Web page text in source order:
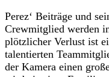
Perez‘ Beiträge und
Crewmitglied werden
plötzlicher Verlust ist
talentierten
der Kamera einen